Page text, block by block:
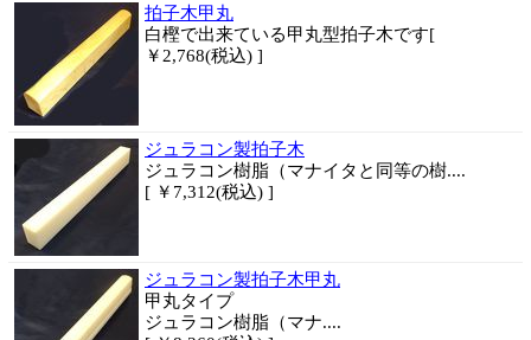
拍子木甲丸
白樫で出来ている甲丸型拍子木です[
￥2,768(税込) ]
ジュラコン製拍子木
ジュラコン樹脂（マナイタと同等の樹....
[ ￥7,312(税込) ]
ジュラコン製拍子木甲丸
甲丸タイプ
ジュラコン樹脂（マナ....